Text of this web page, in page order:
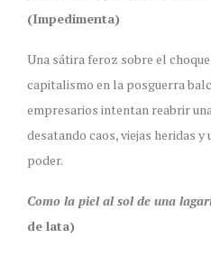
(Impedimenta)
Una sátira feroz sobre el
capitalismo en la posguerra
empresarios intentan reabrir
desatando caos, viejas heridas
poder.
Como la piel al sol de una
de lata)